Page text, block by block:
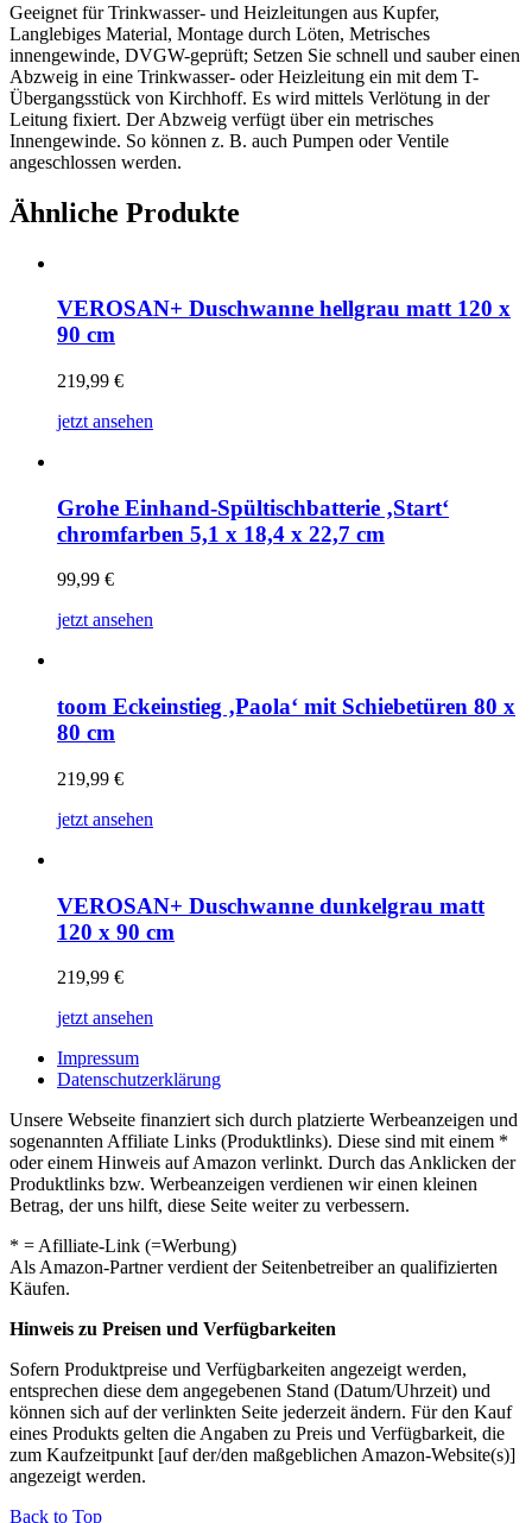
Geeignet für Trinkwasser- und Heizleitungen aus Kupfer,
Langlebiges Material, Montage durch Löten, Metrisches
innengewinde, DVGW-geprüft; Setzen Sie schnell und sauber einen
Abzweig in eine Trinkwasser- oder Heizleitung ein mit dem T-
Übergangsstück von Kirchhoff. Es wird mittels Verlötung in der
Leitung fixiert. Der Abzweig verfügt über ein metrisches
Innengewinde. So können z. B. auch Pumpen oder Ventile
angeschlossen werden.
Ähnliche Produkte
VEROSAN+ Duschwanne hellgrau matt 120 x
90 cm
219,99 €
jetzt ansehen
Grohe Einhand-Spültischbatterie ‚Start‘
chromfarben 5,1 x 18,4 x 22,7 cm
99,99 €
jetzt ansehen
toom Eckeinstieg ‚Paola‘ mit Schiebetüren 80 x
80 cm
219,99 €
jetzt ansehen
VEROSAN+ Duschwanne dunkelgrau matt
120 x 90 cm
219,99 €
jetzt ansehen
Impressum
Datenschutzerklärung
Unsere Webseite finanziert sich durch platzierte Werbeanzeigen und
sogenannten Affiliate Links (Produktlinks). Diese sind mit einem *
oder einem Hinweis auf Amazon verlinkt. Durch das Anklicken der
Produktlinks bzw. Werbeanzeigen verdienen wir einen kleinen
Betrag, der uns hilft, diese Seite weiter zu verbessern.
* = Afilliate-Link (=Werbung)
Als Amazon-Partner verdient der Seitenbetreiber an qualifizierten
Käufen.
Hinweis zu Preisen und Verfügbarkeiten
Sofern Produktpreise und Verfügbarkeiten angezeigt werden,
entsprechen diese dem angegebenen Stand (Datum/Uhrzeit) und
können sich auf der verlinkten Seite jederzeit ändern. Für den Kauf
eines Produkts gelten die Angaben zu Preis und Verfügbarkeit, die
zum Kaufzeitpunkt [auf der/den maßgeblichen Amazon-Website(s)]
angezeigt werden.
Back to Top